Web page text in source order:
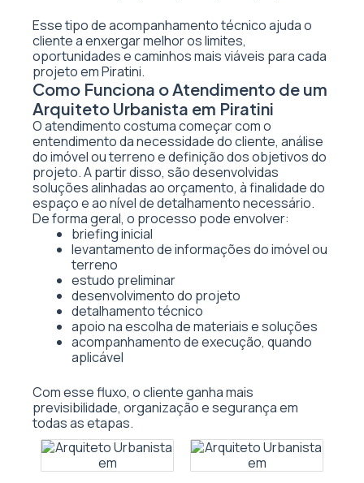
Esse tipo de acompanhamento técnico ajuda o
cliente a enxergar melhor os limites,
oportunidades e caminhos mais viáveis para cada
projeto em Piratini.
Como Funciona o Atendimento de um
Arquiteto Urbanista em Piratini
O atendimento costuma começar com o
entendimento da necessidade do cliente, análise
do imóvel ou terreno e definição dos objetivos do
projeto. A partir disso, são desenvolvidas
soluções alinhadas ao orçamento, à finalidade do
espaço e ao nível de detalhamento necessário.
De forma geral, o processo pode envolver:
briefing inicial
levantamento de informações do imóvel ou
terreno
estudo preliminar
desenvolvimento do projeto
detalhamento técnico
apoio na escolha de materiais e soluções
acompanhamento de execução, quando
aplicável
Com esse fluxo, o cliente ganha mais
previsibilidade, organização e segurança em
todas as etapas.